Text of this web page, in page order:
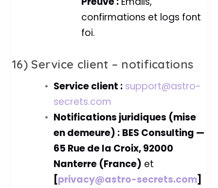
confirmations et logs font
foi.
16) Service client – notifications
Service client : support@astro-
secrets.com
Notifications juridiques (mise
en demeure) : BES Consulting —
65 Rue de la Croix, 92000
Nanterre (France) et
[privacy@astro-secrets.com]